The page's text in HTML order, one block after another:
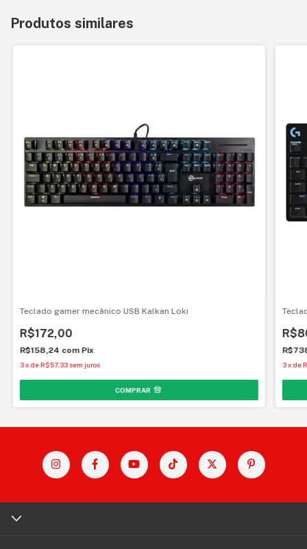
Produtos similares
Teclado gamer mecânico USB Kalkan Loki
R$172,00
R$158,24 com Pix
3xdeR$57,33sem juros 3 xde